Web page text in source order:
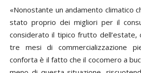
«Nonostante un andamento climatico
stato proprio dei migliori per il
considerato il tipico frutto dell’estate,
tre mesi di commercializzazione
conforta è il fatto che il cocomero a